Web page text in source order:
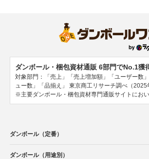
ダンボール・梱包資材通販 6部門でNo.1獲
対象部門：「売上」「売上増加額」「ユーザー数
ュー数」「品揃え」
東京商工リサーチ調べ（2025
※主要ダンボール・梱包資材専門通販サイトにお
ダンボール（定番）
ダンボール（用途別）